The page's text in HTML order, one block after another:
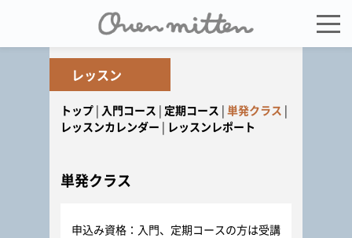
レッスン
トップ 入門コース 定期コース 単発クラス
レッスンカレンダー
レッスンレポート
単発クラス
申込み資格：入門、定期コースの方は受講